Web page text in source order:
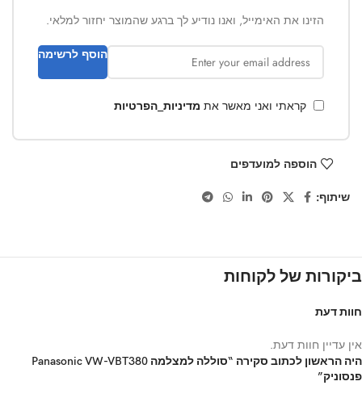
הזינו את האימייל, ואנו נודיע לך ברגע שהמוצר יחזור למלאי.
הוסף לרשימה
קראתי ואני מאשר את מדיניות_הפרטיות
הוספה למועדפים
שיתוף:
ביקורות של לקוחות
חוות דעת
אין עדיין חוות דעת.
היה הראשון לכתוב סקירה “סוללה למצלמה Panasonic VW-VBT380
פנסוניק”